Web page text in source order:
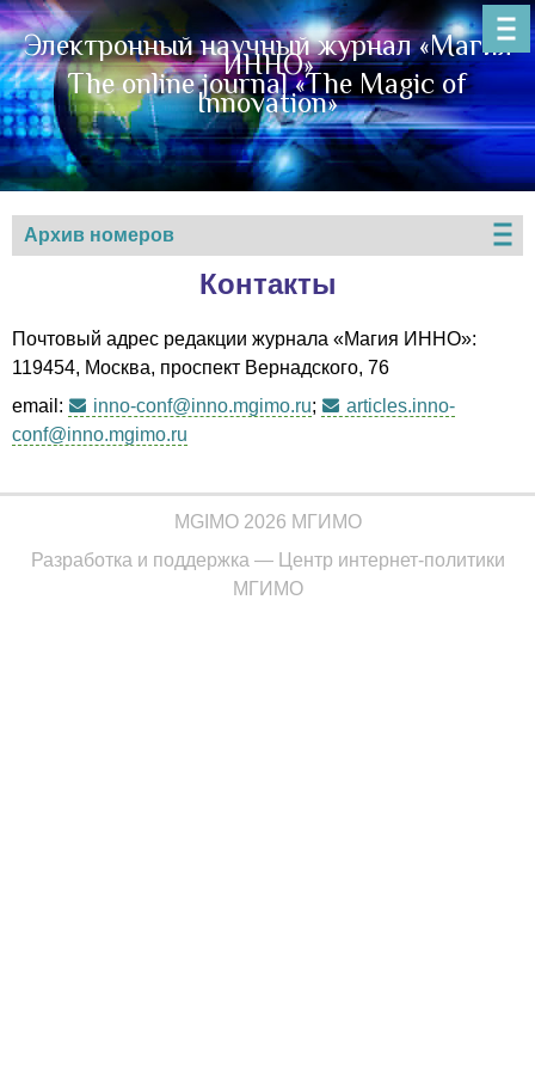
Электронный научный журнал «Магия
ИННО»
The online journal «The Magic of
Innovation»
Архив номеров
Контакты
Почтовый адрес редакции журнала «Магия ИННО»:
119454, Москва, проспект Вернадского, 76
email:
inno-conf@inno.mgimo.ru;
articles.inno-
conf@inno.mgimo.ru
MGIMO 2026 МГИМО
Разработка и поддержка —
Центр интернет-политики
МГИМО